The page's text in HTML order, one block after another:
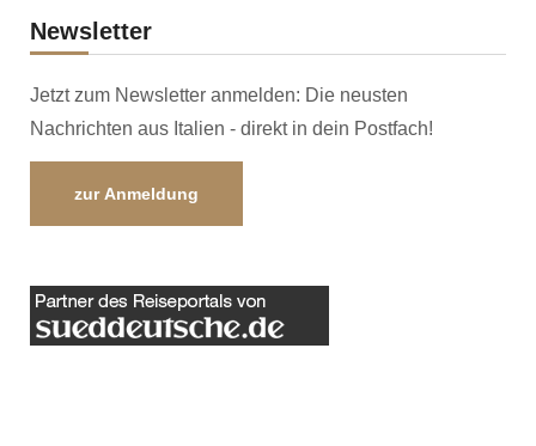
Newsletter
Jetzt zum Newsletter anmelden: Die neusten
Nachrichten aus Italien - direkt in dein Postfach!
zur Anmeldung